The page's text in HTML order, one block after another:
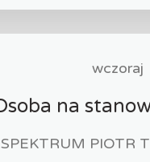
wczoraj
SPEKTRUM PIOTR